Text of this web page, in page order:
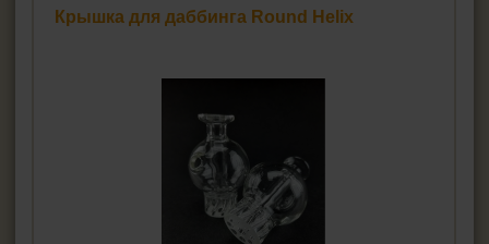
Крышка для даббинга Round Helix